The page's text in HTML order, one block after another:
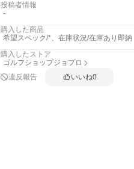
投稿者情報
-
購入した商品
希望スペック/*、在庫状況/在庫あり即納
購入したストア
ゴルフショップジョプロ
違反報告
いいね0